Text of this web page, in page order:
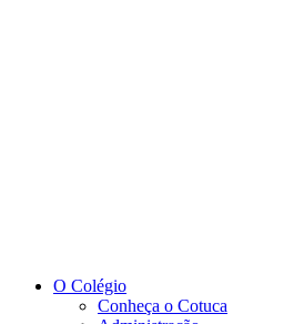
O Colégio
Conheça o Cotuca